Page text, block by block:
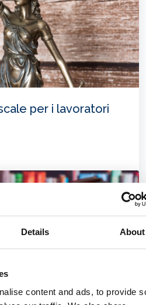
Details About
content and ads, to provide
per i lavoratori